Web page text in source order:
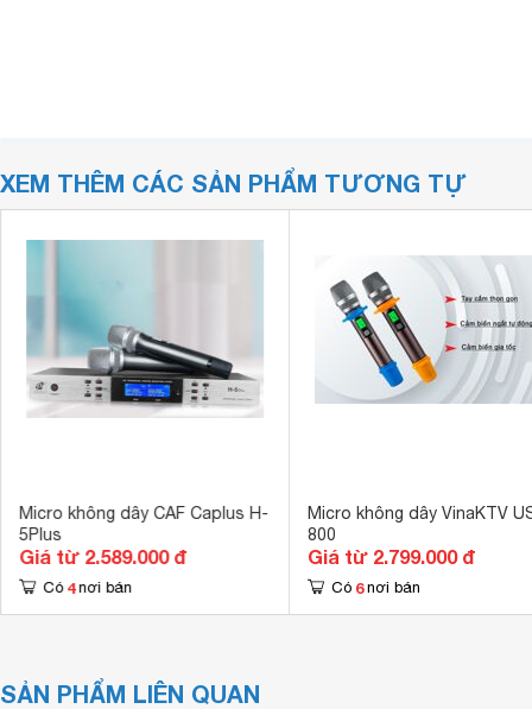
XEM THÊM CÁC SẢN PHẨM TƯƠNG TỰ
Micro không dây CAF Caplus H-
5Plus
Giá từ 2.589.000 đ
Có 4 nơi bán
Micro không dây VinaKTV
800
Giá từ 2.799.000 đ
Có 6 nơi bán
SẢN PHẨM LIÊN QUAN